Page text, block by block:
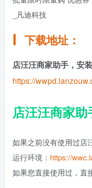
下载地址：
店汪汪商家助手，安
https://
店汪汪商家助
如果之前没有使用过店
运行环境： https://
如果您直接使用过，直